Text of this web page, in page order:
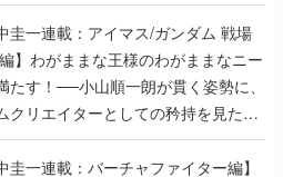
圭一連載：アイマス/ガンダム 戦場
】わがままな王様のわがままなニー
たす！──小山順一朗が貫く姿勢に、
クリエイターとしての矜持を見た
のいたり最終回】
圭一連載：バーチャファイター編】